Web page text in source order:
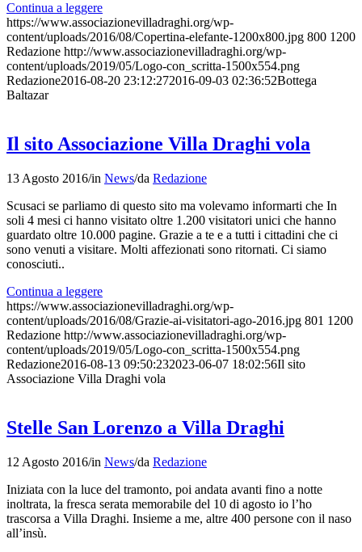
Continua a leggere
https://www.associazionevilladraghi.org/wp-
content/uploads/2016/08/Copertina-elefante-1200x800.jpg 800 1200
Redazione http://www.associazionevilladraghi.org/wp-
content/uploads/2019/05/Logo-con_scritta-1500x554.png
Redazione2016-08-20 23:12:272016-09-03 02:36:52Bottega
Baltazar
Il sito Associazione Villa Draghi vola
13 Agosto 2016/in News/da Redazione
Scusaci se parliamo di questo sito ma volevamo informarti che In
soli 4 mesi ci hanno visitato oltre 1.200 visitatori unici che hanno
guardato oltre 10.000 pagine. Grazie a te e a tutti i cittadini che ci
sono venuti a visitare. Molti affezionati sono ritornati. Ci siamo
conosciuti..
Continua a leggere
https://www.associazionevilladraghi.org/wp-
content/uploads/2016/08/Grazie-ai-visitatori-ago-2016.jpg 801 1200
Redazione http://www.associazionevilladraghi.org/wp-
content/uploads/2019/05/Logo-con_scritta-1500x554.png
Redazione2016-08-13 09:50:232023-06-07 18:02:56Il sito
Associazione Villa Draghi vola
Stelle San Lorenzo a Villa Draghi
12 Agosto 2016/in News/da Redazione
Iniziata con la luce del tramonto, poi andata avanti fino a notte
inoltrata, la fresca serata memorabile del 10 di agosto io l’ho
trascorsa a Villa Draghi. Insieme a me, altre 400 persone con il naso
all’insù.